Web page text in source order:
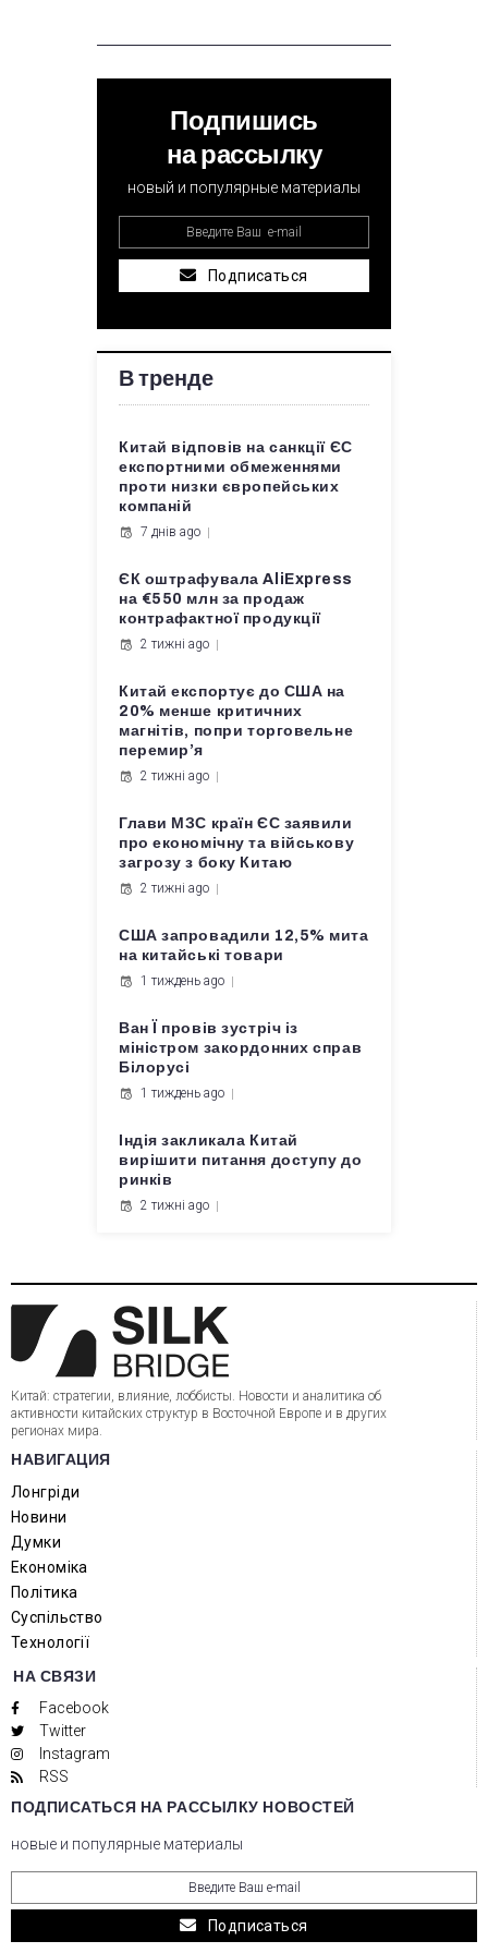
Подпишись
на рассылку
новый и популярные материалы
Подписаться
В тренде
Китай відповів на санкції ЄС
експортними обмеженнями
проти низки європейських
компаній
7 днів ago
ЄК оштрафувала AliExpress
на €550 млн за продаж
контрафактної продукції
2 тижні ago
Китай експортує до США на
20% менше критичних
магнітів, попри торговельне
перемир’я
2 тижні ago
Глави МЗС країн ЄС заявили
про економічну та військову
загрозу з боку Китаю
2 тижні ago
США запровадили 12,5% мита
на китайські товари
1 тиждень ago
Ван Ї провів зустріч із
міністром закордонних справ
Білорусі
1 тиждень ago
Індія закликала Китай
вирішити питання доступу до
ринків
2 тижні ago
Китай: стратегии, влияние, лоббисты. Новости и аналитика об
активности китайских структур в Восточной Европе и в других
регионах мира.
НАВИГАЦИЯ
Лонгріди
Новини
Думки
Економіка
Політика
Суспільство
Технології
НА СВЯЗИ
Facebook
Twitter
Instagram
RSS
ПОДПИСАТЬСЯ НА РАССЫЛКУ НОВОСТЕЙ
новые и популярные материалы
Подписаться